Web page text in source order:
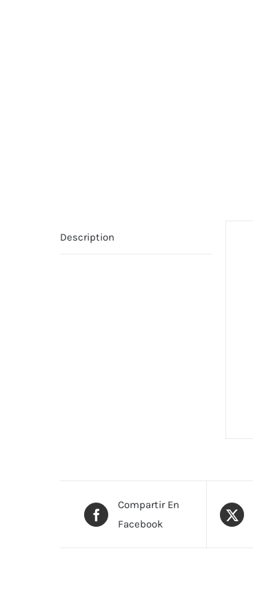
Description
Compartir En
Facebook